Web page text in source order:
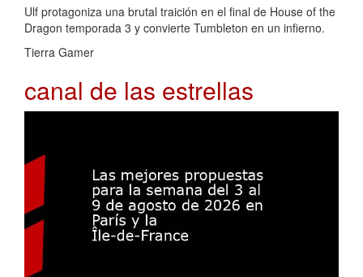
Ulf protagoniza una brutal traición en el final de House of the
Dragon temporada 3 y convierte Tumbleton en un infierno.
Tierra Gamer
canal de las estrellas